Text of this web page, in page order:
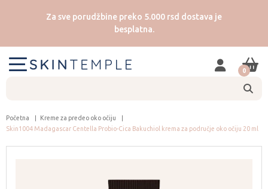
Za sve porudžbine preko 5.000 rsd dostava je
besplatna.
0
Početna
Kreme za predeo oko očiju
Skin1004 Madagascar Centella Probio-Cica Bakuchiol krema za područje oko očiju 20 ml